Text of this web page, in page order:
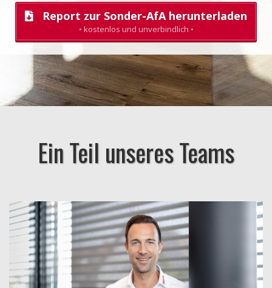
Report zur Sonder-AfA herunterladen
• kostenlos und unverbindlich •
Ein Teil unseres Teams